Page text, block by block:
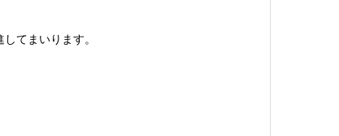
てまいります。